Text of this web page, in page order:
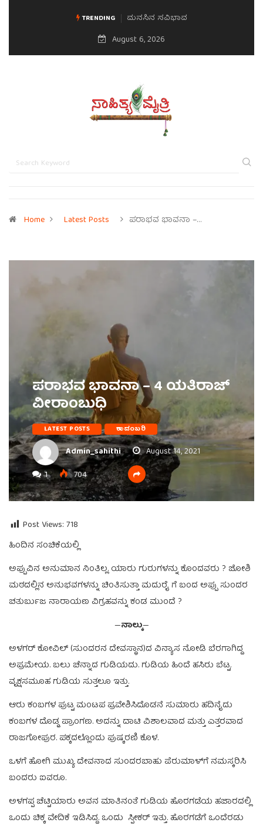
TRENDING ಮನಸಿನ ಸವಿಭಾವ
August 6, 2026
Home Latest Posts ಪರಾಭವ ಭಾವನಾ –…
ಪರಾಭವ ಭಾವನಾ – 4 ಯತಿರಾಜ್‌
ವೀರಾಂಬುಧಿ
LATEST POSTS ಕಾದಂಬರಿ
Admin_sahithi
August 14, 2021
1
704
Post Views: 718
ಹಿಂದಿನ ಸಂಚಿಕೆಯಲ್ಲಿ
ಅಪ್ಪುವಿನ ಅನುಮಾನ ನಿಂತಿಲ್ಲ. ಯಾರು ಗುರುಗಳನ್ನು ಕೊಂದವರು ? ಜೋಶಿ
ಮಠದಲ್ಲಿನ ಅನುಭವಗಳನ್ನು ಚಿಂತಿಸುತ್ತಾ ಮದುರೈ ಗೆ ಬಂದ ಅಪ್ಪು ಸುಂದರ
ಚತುರ್ಬುಜ ನಾರಾಯಣ ವಿಗ್ರಹವನ್ನು ಕಂಡ ಮುಂದೆ ?
—ನಾಲ್ಕು‌—
ಅಳಗರ್‌ ಕೋವಿಲ್‌ (ಸುಂದರನ ದೇವಸ್ಥಾನ)ದ ವಿನ್ಯಾಸ ನೋಡಿ ಬೆರಗಾಗಿದ್ದ
ಅಪ್ರಮೇಯ. ಬಲು ಚೆನ್ನಾದ ಗುಡಿಯದು. ಗುಡಿಯ ಹಿಂದೆ ಹಸಿರು ಬೆಟ್ಟ.
ವೃಕ್ಷಸಮೂಹ ಗುಡಿಯ ಸುತ್ತಲೂ ಇತ್ತು.
ಆರು ಕಂಬಗಳ ಪುಟ್ಟ ಮಂಟಪ ಪ್ರವೇಶಿಸಿದೊಡನೆ ಸುಮಾರು ಹದಿನೈದು
ಕಂಬಗಳ ದೊಡ್ಡ ಪ್ರಾಂಗಣ. ಅದನ್ನು ದಾಟಿ ವಿಶಾಲವಾದ ಮತ್ತು ಎತ್ತರವಾದ
ರಾಜಗೋಪುರ. ಪಕ್ಕದಲ್ಲೊಂದು ಪುಷ್ಕರಣಿ ಕೊಳ.
ಒಳಗೆ ಹೋಗಿ ಮುಖ್ಯ ದೇವನಾದ ಸುಂದರಬಾಹು ಪೆರುಮಾಳ್‌ಗೆ ನಮಸ್ಕರಿಸಿ
ಬಂದರು ಐವರೂ.
ಅಳಗಪ್ಪ ಚೆಟ್ಟಿಯಾರು ಅವನ ಮಾತಿನಂತೆ ಗುಡಿಯ ಹೊರಗಡೆಯ ಹಜಾರದಲ್ಲಿ
ಒಂದು ಚಿಕ್ಕ ವೇದಿಕೆ ಇಡಿಸಿದ್ದ. ಒಂದು ಸ್ಪೀಕರ್‌ ಇತ್ತು. ಹೊರಗಡೆಗೆ ಒಂದೆರಡು